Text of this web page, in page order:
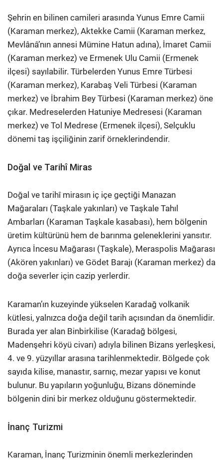
Şehrin en bilinen camileri arasında Yunus Emre Camii
(Karaman merkez), Aktekke Camii (Karaman merkez,
Mevlânâ’nın annesi Mümine Hatun adına), İmaret Camii
(Karaman merkez) ve Ermenek Ulu Camii (Ermenek
ilçesi) sayılabilir. Türbelerden Yunus Emre Türbesi
(Karaman merkez), Karabaş Veli Türbesi (Karaman
merkez) ve İbrahim Bey Türbesi (Karaman merkez) öne
çıkar. Medreselerden Hatuniye Medresesi (Karaman
merkez) ve Tol Medrese (Ermenek ilçesi), Selçuklu
dönemi taş işçiliğinin zarif örneklerindendir.
Doğal ve Tarihî Miras
Doğal ve tarihî mirasın iç içe geçtiği Manazan
Mağaraları (Taşkale yakınları) ve Taşkale Tahıl
Ambarları (Karaman Taşkale kasabası), hem bölgenin
üretim kültürünü hem de barınma geleneklerini yansıtır.
Ayrıca İncesu Mağarası (Taşkale), Meraspolis Mağarası
(Akören yakınları) ve Gödet Barajı (Karaman merkez) da
doğa severler için cazip yerlerdir.
Karaman’ın kuzeyinde yükselen Karadağ volkanik
kütlesi, yalnızca doğa değil tarih açısından da önemlidir.
Burada yer alan Binbirkilise (Karadağ bölgesi,
Madenşehri köyü civarı) adıyla bilinen Bizans yerleşkesi,
4. ve 9. yüzyıllar arasına tarihlenmektedir. Bölgede çok
sayıda kilise, manastır, sarnıç, mezar yapısı ve konut
bulunur. Bu yapıların yoğunluğu, Bizans döneminde
bölgenin dini bir merkez olduğunu göstermektedir.
İnanç Turizmi
Karaman, İnanç Turizminin önemli merkezlerinden